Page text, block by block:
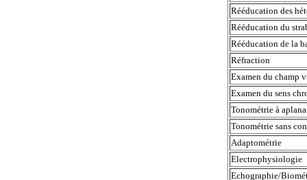
Rééducation des
Rééducation du
Rééducation de la
Réfraction
Examen du champ
Examen du sens
Tonométrie à
Tonométrie sans
Adaptométrie
Electrophysiologie
Echographie/